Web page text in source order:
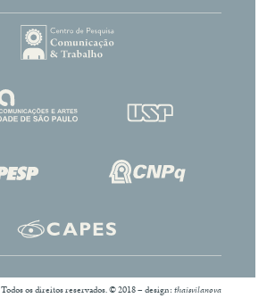
Todos os direitos reservados. © 2018 – design:thaisvilanova